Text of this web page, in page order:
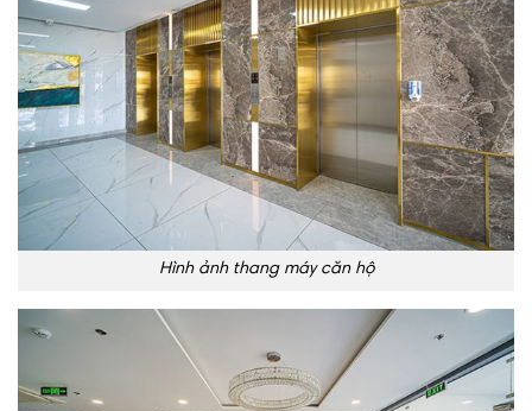
Hình ảnh thang máy căn hộ